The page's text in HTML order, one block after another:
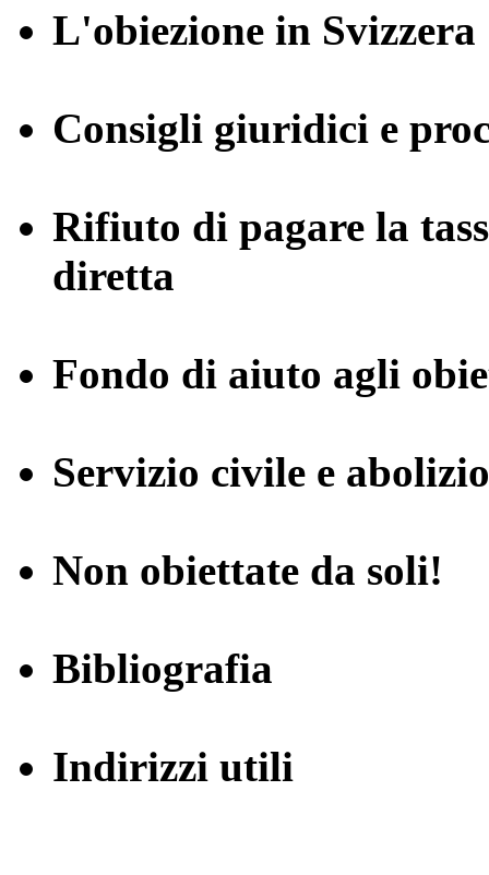
L'obiezione in Svizzera
Consigli giuridici e
Rifiuto di pagare la
diretta
Fondo di aiuto agli
Servizio civile e
Non obiettate da soli!
Bibliografia
Indirizzi utili